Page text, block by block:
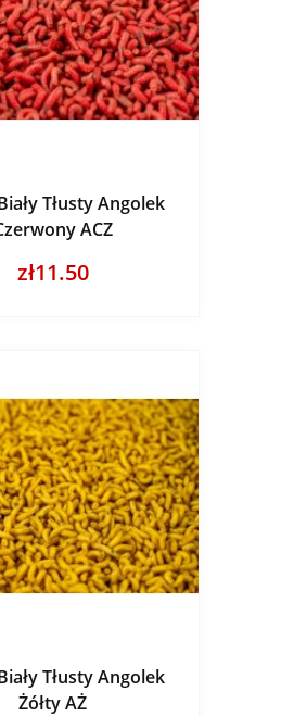
Tłusty Angolek
ACZ
zł11.50
Tłusty Angolek
Żółty AŻ